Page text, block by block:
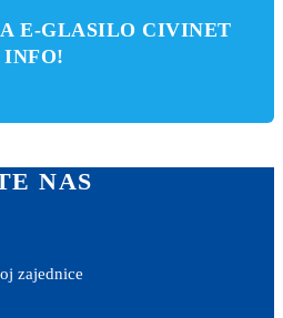
E-GLASILO CIVINET
INFO!
NAS
zajednice